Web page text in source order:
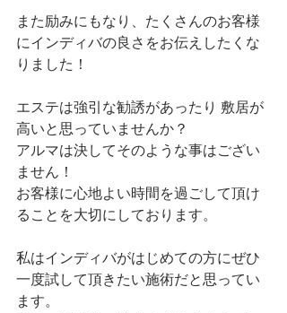
また励みにもなり、たくさんのお客様
にインディバの良さをお伝えしたくな
りました！
エステは強引な勧誘があったり 敷居が
高いと思っていませんか？
アルマは決してそのような事はござい
ません！
お客様に心地よい時間を過ごして頂け
ることを大切にしております。
私はインディバがはじめての方にぜひ
一度試して頂きたい施術だと思ってい
ます。